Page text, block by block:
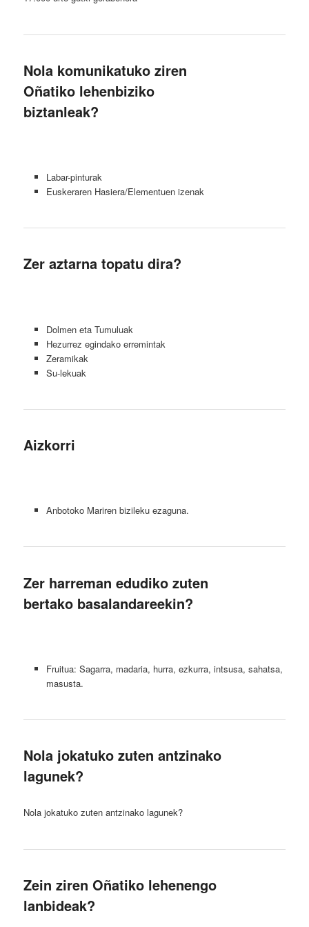
Nola komunikatuko ziren
Oñatiko lehenbiziko
biztanleak?
Labar-pinturak
Euskeraren Hasiera/Elementuen izenak
Zer aztarna topatu dira?
Dolmen eta Tumuluak
Hezurrez egindako erremintak
Zeramikak
Su-lekuak
Aizkorri
Anbotoko Mariren bizileku ezaguna.
Zer harreman edudiko zuten
bertako basalandareekin?
Fruitua: Sagarra, madaria, hurra, ezkurra, intsusa, sahatsa,
masusta.
Nola jokatuko zuten antzinako
lagunek?
Nola jokatuko zuten antzinako lagunek?
Zein ziren Oñatiko lehenengo
lanbideak?